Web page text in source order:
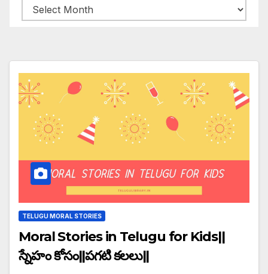
Archives
TELUGU MORAL STORIES
Moral Stories in Telugu for Kids||
స్నేహం కోసం||పగటి కలలు||